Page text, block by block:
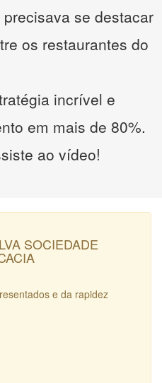
precisava se destacar
os restaurantes do
incrível e
em mais de 80%.
ao vídeo!
SOCIEDADE
e da rapidez